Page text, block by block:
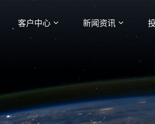
客户中心 新闻资讯